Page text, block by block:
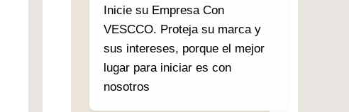
Inicie su Empresa Con
VESCCO. Proteja su marca y
sus intereses, porque el mejor
lugar para iniciar es con
nosotros